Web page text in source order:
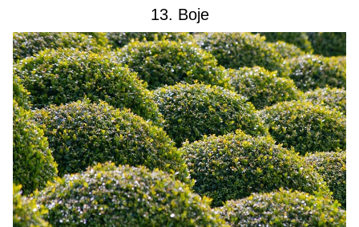
13. Boje